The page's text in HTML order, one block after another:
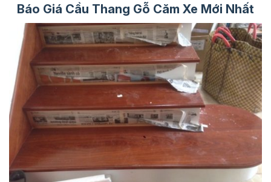
Báo Giá Cầu Thang Gỗ Căm Xe Mới Nhất